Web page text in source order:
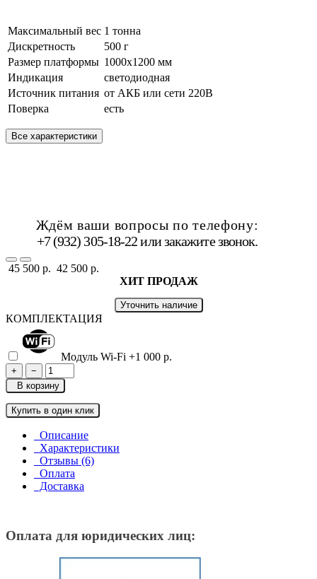
Максимальный вес 1 тонна
Дискретность
500 г
Размер платформы 1000х1200 мм
Индикация
светодиодная
Источник питания от АКБ или сети 220В
Поверка
есть
Все характеристики
Ждём ваши вопросы по телефону:
+7 (932) 305-18-22 илизакажите звонок.
45 500 р. 42 500 р.
ХИТ ПРОДАЖ
Уточнить наличие
КОМПЛЕКТАЦИЯ
Модуль Wi-Fi +1 000 р.
+
−
В корзину
Купить в один клик
Описание
Характеристики
Отзывы (6)
Оплата
Доставка
Оплата для юридических лиц: